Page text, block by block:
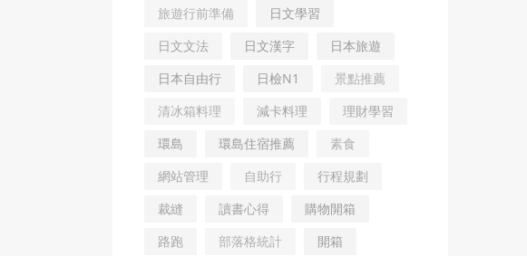
旅遊行前準備
日文學習
日文文法
日文漢字
日本旅遊
日本自由行
日檢N1
景點推薦
清冰箱料理
減卡料理
理財學習
環島
環島住宿推薦
素食
網站管理
自助行
行程規劃
裁縫
讀書心得
購物開箱
路跑
部落格統計 開箱